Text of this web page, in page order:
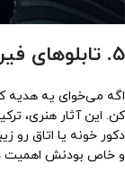
5. تابلوهای فیروزه‌کوب، یه اثر هنری
اگه می‌خوای یه هدیه
کن. این آثار هنری،
دکور خونه یا اتاق رو
و خاص بودنش اهمیت